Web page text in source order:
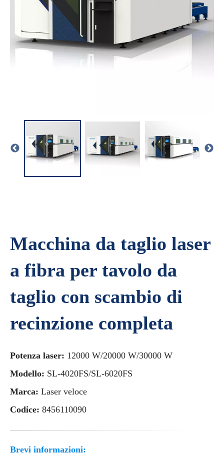
Macchina da taglio laser
a fibra per tavolo da
taglio con scambio di
recinzione completa
Potenza laser: 12000 W/20000 W/30000 W
Modello: SL-4020FS/SL-6020FS
Marca: Laser veloce
Codice: 8456110090
Brevi informazioni: